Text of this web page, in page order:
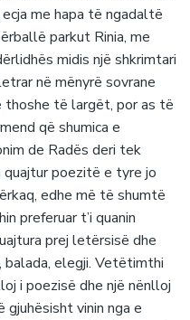
me hapa të ngadaltë
parkut Rinia, me
midis një shkrimtari
në mënyrë sovrane
thoshe të largët, por as të
që shumica e
de Radës deri tek
quajtur poezitë e tyre jo
edhe më të shumtë
preferuar t’i quanin
prej letërsisë dhe
elegji. Vetëtimthi
i poezisë dhe një nënlloj
gjuhësisht vinin nga e